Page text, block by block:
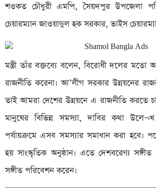
শওকত চৌধুরী এমপি, সৈয়দপুর উপজেলা
চেয়ারম্যান জাওয়াদুল হক সরকার, ভাইস
মন্ত্রী তাঁর বক্তব্যে বলেন, বিরোধী দলের মতো
রাজনীতি করেনা। আ’লীগ সরকার উন্নয়নের
তাই আমরা দেশের উন্নয়নে এ রাজনীতি করতে
মানুষের বিভিন্ন সমস্যা, দাবির কথা
পর্যায়ক্রমে এসব সমস্যার সমাধান করা হবে।
হয় সাংস্কৃতিক অনুষ্ঠান। এতে দেশবরেণ্য
সঙ্গীত পরিবেশন করেন।